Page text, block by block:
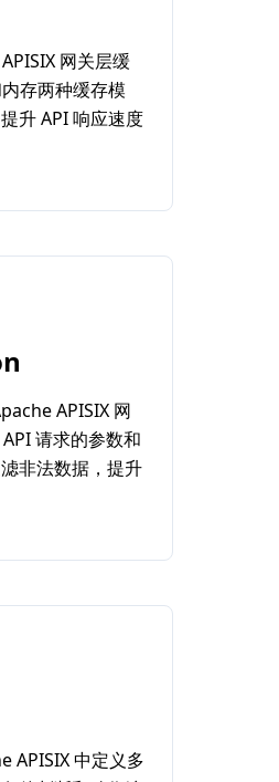
网关层缓
存两种缓存模
升 API 响应速度
APISIX 网
请求的参数和
非法数据，提升
APISIX 中定义多